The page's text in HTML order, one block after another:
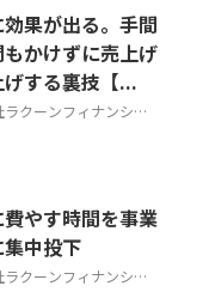
果が出る。手間
かけずに売上げ
する裏技【...
クーンフィナンシャ
やす時間を事業
中投下
クーンフィナンシャ